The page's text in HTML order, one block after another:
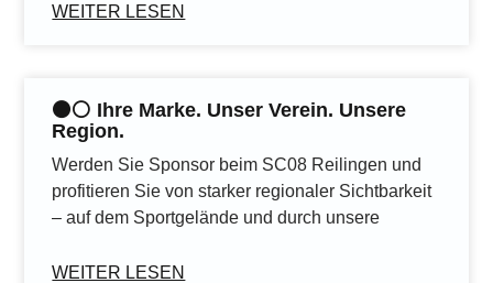
WEITER LESEN
⚫️⚪️ Ihre Marke. Unser Verein. Unsere
Region.
Werden Sie Sponsor beim SC08 Reilingen und
profitieren Sie von starker regionaler Sichtbarkeit
– auf dem Sportgelände und durch unsere
WEITER LESEN